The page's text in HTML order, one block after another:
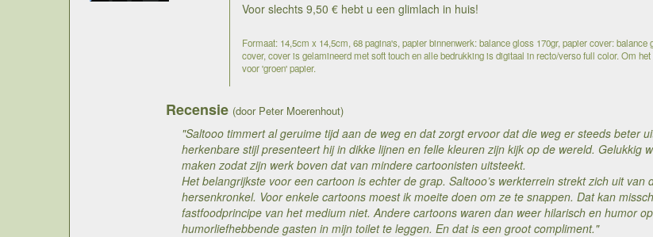
Voor slechts 9,50 € hebt u een glimlach in huis!
Formaat: 14,5cm x 14,5cm, 68 pagina's, papier binnenwerk: balance gloss 170gr, papier cover: balance
cover, cover is gelamineerd met soft touch en alle bedrukking is digitaal in recto/verso full color. Om
voor 'groen' papier.
Recensie (door Peter Moerenhout)
"Saltooo timmert al geruime tijd aan de weg en dat zorgt ervoor dat die weg er steeds beter
herkenbare stijl presenteert hij in dikke lijnen en felle kleuren zijn kijk op de wereld. Gelukkig
maken zodat zijn werk boven dat van mindere cartoonisten uitsteekt.
Het belangrijkste voor een cartoon is echter de grap. Saltooo’s werkterrein strekt zich uit
hersenkronkel. Voor enkele cartoons moest ik moeite doen om ze te snappen. Dat kan
fastfoodprincipe van het medium niet. Andere cartoons waren dan weer hilarisch en humor
humorliefhebbende gasten in mijn toilet te leggen. En dat is een groot compliment."